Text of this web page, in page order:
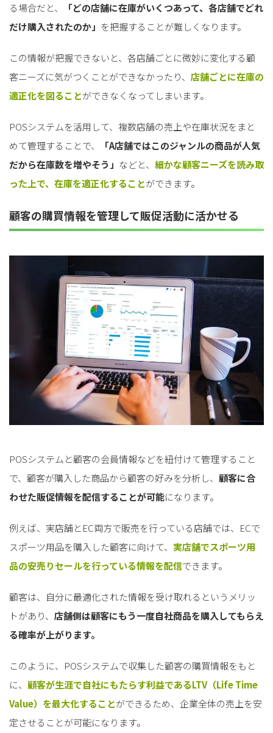
る場合だと、
「どの店舗に在庫がいくつあって、各店舗でどれ
だけ購入されたのか」 を把握することが難しくなります。
この情報が把握できないと、各店舗ごとに微妙に変化する顧
客ニーズに気がつくことができなかったり、 店舗ごとに在庫の
適正化を図ることができなくなってしまいます。
POSシステムを活用して、複数店舗の売上や在庫状況をまと
めて管理することで、
「A店舗ではこのジャンルの商品が人気
だから在庫数を増やそう」 などと、 細かな顧客ニーズを読み取
った上で、在庫を適正化することができます。
顧客の購買情報を管理して販促活動に活かせる
POSシステムと顧客の会員情報などを紐付けて管理すること
で、顧客が購入した商品から顧客の好みを分析し、 顧客に合
わせた販促情報を配信することが可能になります。
例えば、実店舗とEC両方で販売を行っている店舗では、ECで
スポーツ用品を購入した顧客に向けて、 実店舗でスポーツ用
品の安売りセールを行っている情報を配信できます。
顧客は、自分に最適化された情報を受け取れるというメリッ
トがあり、 店舗側は顧客にもう一度自社商品を購入してもらえ
る確率が上がります。
このように、POSシステムで収集した顧客の購買情報をもと
に、 顧客が生涯で自社にもたらす利益であるLTV（Life Time
Value）を最大化することができるため、企業全体の売上を安
定させることが可能になります。